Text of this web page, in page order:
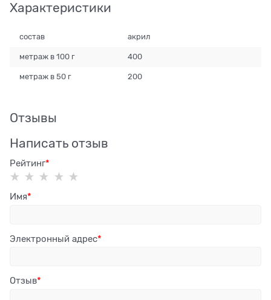
Характеристики
состав акрил
метраж в 100 г 400
метраж в 50 г 200
Отзывы
Написать отзыв
Рейтинг
Имя
Электронный адрес
Отзыв